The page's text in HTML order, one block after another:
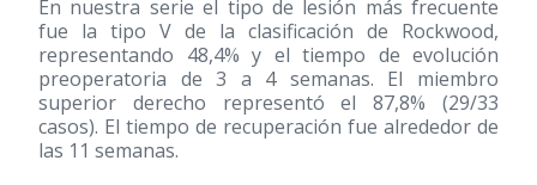
En nuestra serie el tipo de lesión más frecuente
fue la tipo V de la clasificación de Rockwood,
representando 48,4% y el tiempo de evolución
preoperatoria de 3 a 4 semanas. El miembro
superior derecho representó el 87,8% (29/33
casos). El tiempo de recuperación fue alrededor de
las 11 semanas.